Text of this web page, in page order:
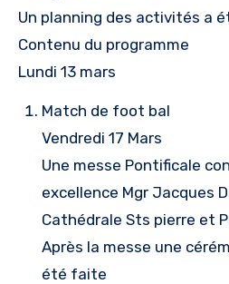
Un planning des activités a
Contenu du programme
Lundi 13 mars
Match de foot bal
Vendredi 17 Mars
Une messe Pontificale
excellence Mgr Jacques
Cathédrale Sts pierre et
Après la messe une
été faite